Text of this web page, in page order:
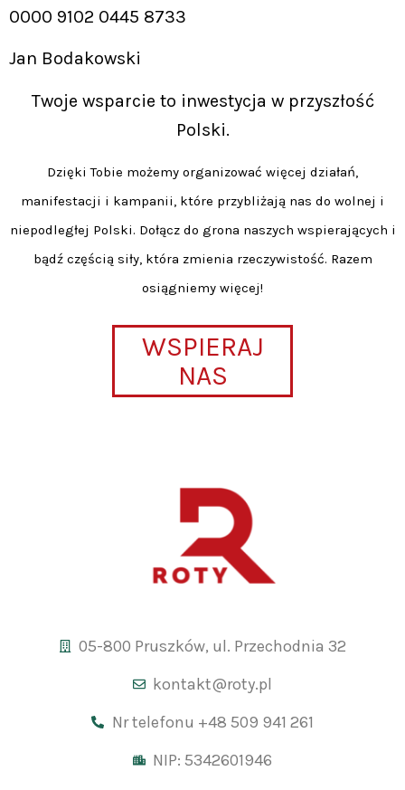
0000 9102 0445 8733
Jan Bodakowski
Twoje wsparcie to inwestycja w przyszłość
Polski.
Dzięki Tobie możemy organizować więcej działań,
manifestacji i kampanii, które przybliżają nas do wolnej i
niepodległej Polski. Dołącz do grona naszych wspierających i
bądź częścią siły, która zmienia rzeczywistość. Razem
osiągniemy więcej!
WSPIERAJ
NAS
05-800 Pruszków, ul. Przechodnia 32
kontakt@roty.pl
Nr telefonu +48 509 941 261
NIP: 5342601946